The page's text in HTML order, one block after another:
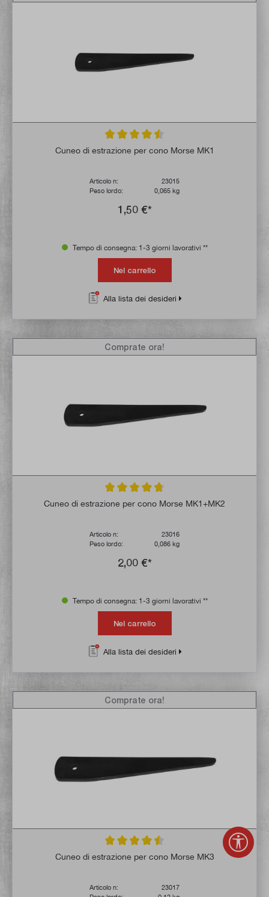
Valutazione media di 4.5 su 5 stelle
Cuneo di estrazione per cono Morse MK1
Articolo n:
23015
Peso lordo:
0,065 kg
1,50 €*
Tempo di consegna: 1-3 giorni lavorativi **
Nel carrello
Alla lista dei desideri
Valutazione media di 4.8 su 5 stelle
Cuneo di estrazione per cono Morse MK1+MK2
Articolo n:
23016
Peso lordo:
0,086 kg
2,00 €*
Comprate ora!
Tempo di consegna: 1-3 giorni lavorativi **
Nel carrello
Alla lista dei desideri
Valutazione media di 4.5 su 5 stelle
Cuneo di estrazione per cono Morse MK3
Articolo n:
23017
Comprate ora!